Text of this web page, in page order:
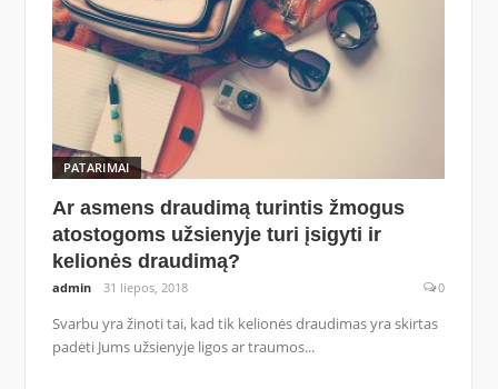
PATARIMAI
Ar asmens draudimą turintis žmogus
atostogoms užsienyje turi įsigyti ir
kelionės draudimą?
admin 31 liepos, 2018 0
Svarbu yra žinoti tai, kad tik kelionės draudimas yra skirtas
padėti Jums užsienyje ligos ar traumos...